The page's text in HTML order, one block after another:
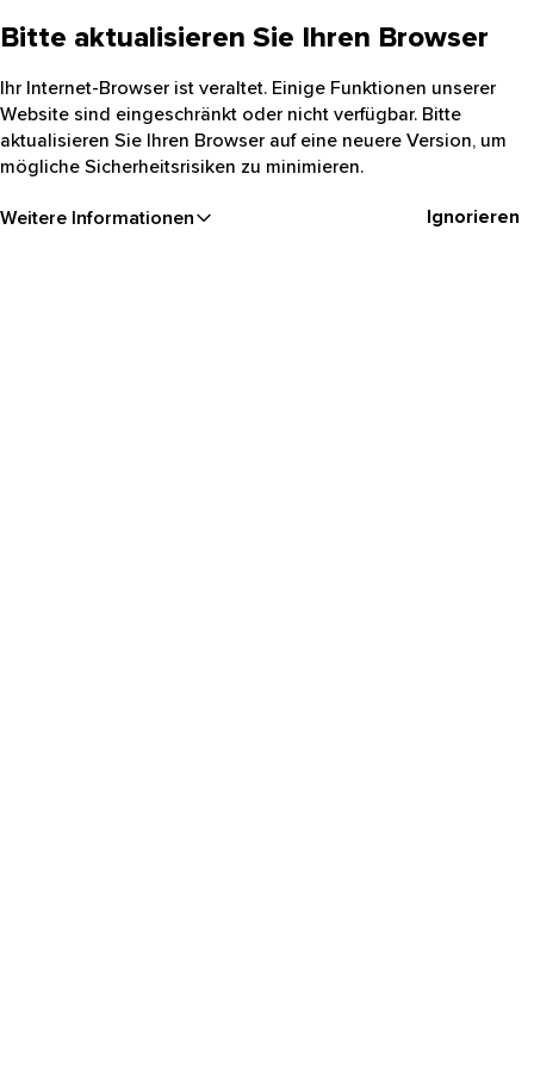
Bitte aktualisieren Sie Ihren Browser
Ihr Internet-Browser ist veraltet. Einige Funktionen unserer
Website sind eingeschränkt oder nicht verfügbar. Bitte
aktualisieren Sie Ihren Browser auf eine neuere Version, um
mögliche Sicherheitsrisiken zu minimieren.
Weitere Informationen Ignorieren